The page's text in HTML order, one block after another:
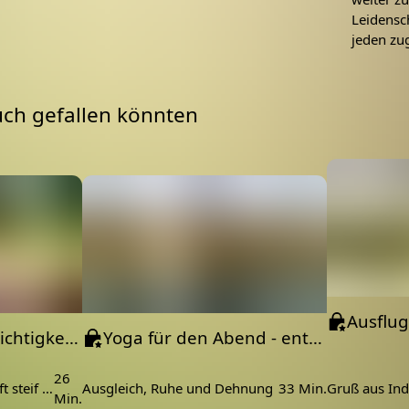
Sponsor 02:15 Ankommen, Massage 08:48
Atemübung 19:17 Balancen 24:22 Entspannung im
Shavasana 33:00 Abschluss / Namasté
Diese Yoga-Einheit ist wunderbar bei leichten
akuter, stark pochender Migräne leidest, ist
jeden
gefallen könnten
Yoga für mehr Leichtigkeit & Wohlempfinden | für Beginner
Fühlst du dich morgens oft steif oder nach einem langen Arbeitstag völlig „gestaucht“?
26
Min.
Yoga für den Abend - entspannen und sanft dehnen in 30min mit Nadi Shodhana Pranayama
Ausgleich, Ruhe und Dehnung 33 Min.